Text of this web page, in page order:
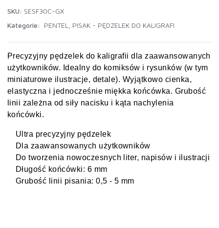
SKU: SESF30C-GX
Kategorie:
PENTEL PISAK - PĘDZELEK DO KALIGRAFI
Precyzyjny pędzelek do kaligrafii dla zaawansowanych
użytkowników. Idealny do komiksów i rysunków (w tym
miniaturowe ilustracje, detale). Wyjątkowo cienka,
elastyczna i jednocześnie miękka końcówka. Grubość
linii zależna od siły nacisku i kąta nachylenia
końcówki.
Ultra precyzyjny pędzelek
Dla zaawansowanych użytkowników
Do tworzenia nowoczesnych liter, napisów i ilustracji
Długość końcówki: 6 mm
Grubość linii pisania: 0,5 - 5 mm